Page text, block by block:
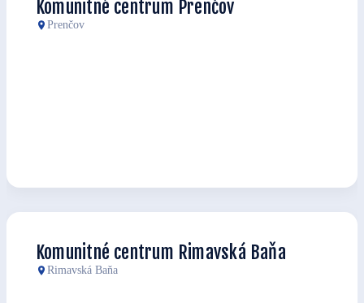
Komunitné centrum Prenčov
Prenčov
Komunitné centrum Rimavská Baňa
Rimavská Baňa